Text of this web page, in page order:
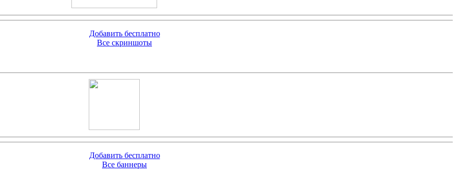
Добавить бесплатно
Все скриншоты
Добавить бесплатно
Все баннеры